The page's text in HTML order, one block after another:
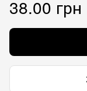
38.00 грн